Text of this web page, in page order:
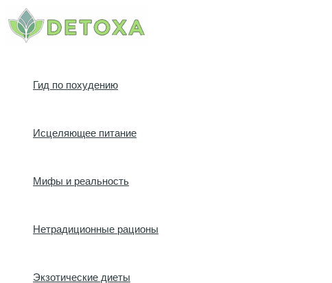
Перейти
к
содержимому
Гид по похудению
Исцеляющее питание
Мифы и реальность
Нетрадиционные рационы
Экзотические диеты